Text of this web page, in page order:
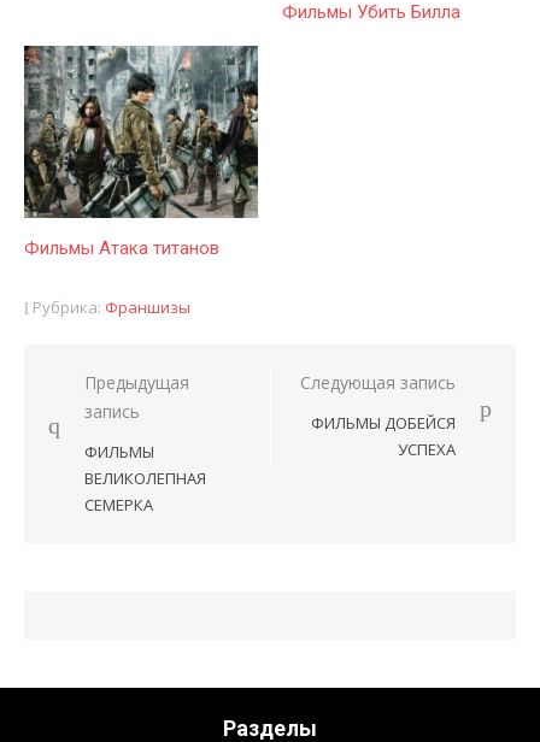
Фильмы Убить Билла
Фильмы Атака титанов
Рубрика: Франшизы
Навигация
по
записям
Предыдущая
запись
ФИЛЬМЫ
ВЕЛИКОЛЕПНАЯ
СЕМЕРКА
Следующая запись
ФИЛЬМЫ ДОБЕЙСЯ
УСПЕХА
Разделы